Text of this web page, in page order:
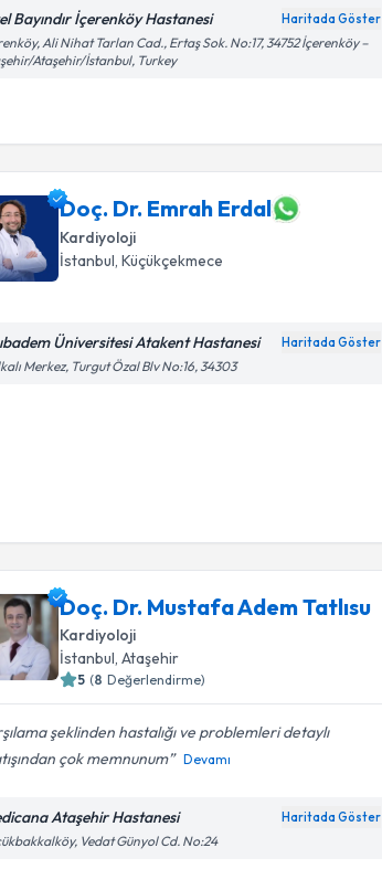
Bayındır İçerenköy Hastanesi Haritada Göster
Ali Nihat Tarlan Cad., Ertaş Sok. No:17, 34752 İçerenköy –
Ataşehir/İstanbul, Turkey
Doç. Dr. Emrah Erdal
Kardiyoloji
İstanbul , Küçükçekmece
Üniversitesi Atakent Hastanesi Haritada Göster
Merkez, Turgut Özal Blv No:16, 34303
Doç. Dr. Mustafa Adem Tatlısu
Kardiyoloji
İstanbul, Ataşehir
5 (8 Değerlendirme)
şeklinden hastalığı ve problemleri detaylı
çok memnunum
Devamı
Ataşehir Hastanesi Haritada Göster
Vedat Günyol Cd. No:24